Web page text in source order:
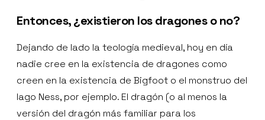
Entonces, ¿existieron los dragones o no?
Dejando de lado la teología medieval, hoy en día
nadie cree en la existencia de dragones como
creen en la existencia de Bigfoot o el monstruo del
lago Ness, por ejemplo. El dragón (o al menos la
versión del dragón más familiar para los